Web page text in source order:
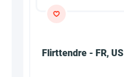
Flirttendre - FR, US